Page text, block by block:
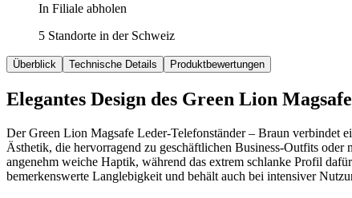
In Filiale abholen
5 Standorte in der Schweiz
Überblick Technische Details Produktbewertungen
Elegantes Design des Green Lion
Der Green Lion Magsafe Leder-Telefonständer – Braun verbindet
Ästhetik, die hervorragend zu geschäftlichen Business-Outfits
angenehm weiche Haptik, während das extrem schlanke Profil
bemerkenswerte Langlebigkeit und behält auch bei intensiver